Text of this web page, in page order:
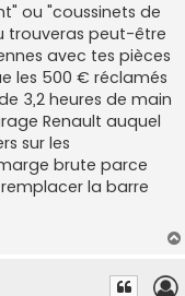
ou "coussinets de
trouveras peut-être
avec tes pièces
les 500 € réclamés
3,2 heures de main
Renault auquel
sur les
brute parce
la barre